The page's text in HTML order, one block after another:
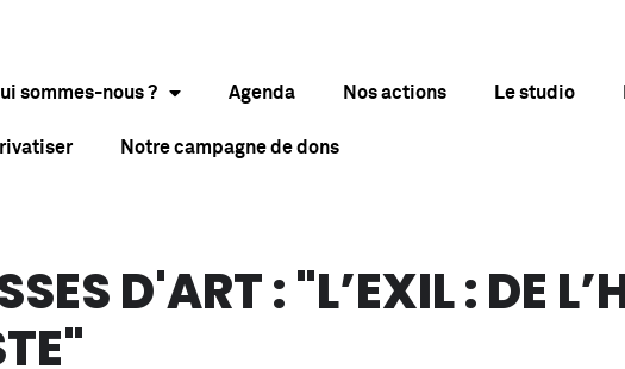
sommes-nous ? Agenda Nos actions Le studio
Notre campagne de dons
D'ART : "L’EXIL : DE